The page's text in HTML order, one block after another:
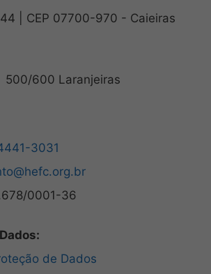
| CEP 07700-970 - Caieiras
500/600 Laranjeiras
3031
0001-36
de Dados